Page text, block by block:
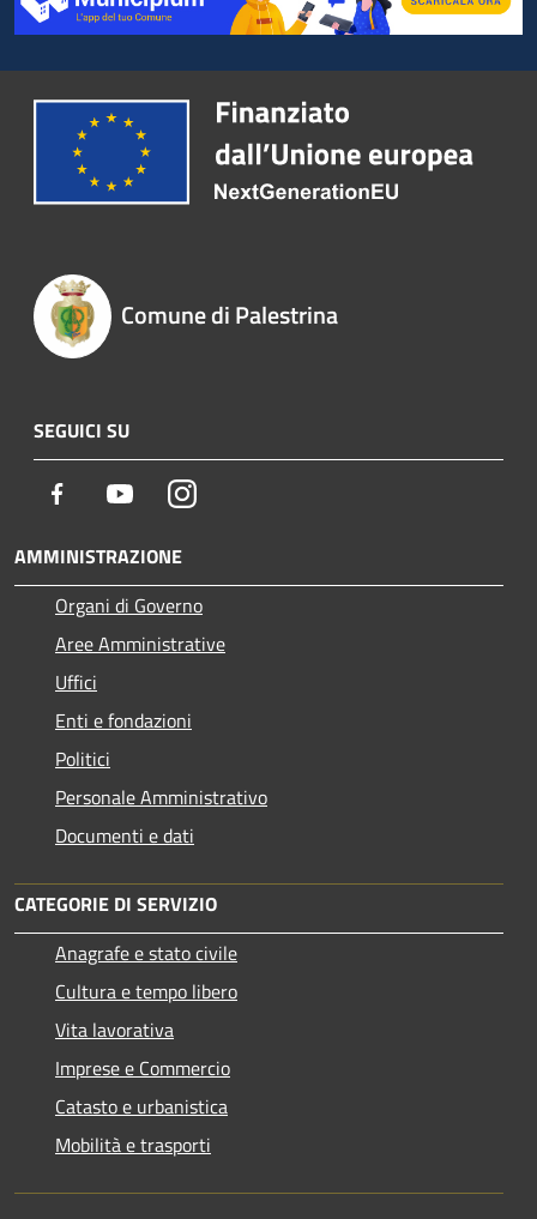
Comune di Palestrina
SEGUICI SU
Facebook YoutubeInstagram
AMMINISTRAZIONE
Organi di Governo
Aree Amministrative
Uffici
Enti e fondazioni
Politici
Personale Amministrativo
Documenti e dati
CATEGORIE DI SERVIZIO
Anagrafe e stato civile
Cultura e tempo libero
Vita lavorativa
Imprese e Commercio
Catasto e urbanistica
Mobilità e trasporti